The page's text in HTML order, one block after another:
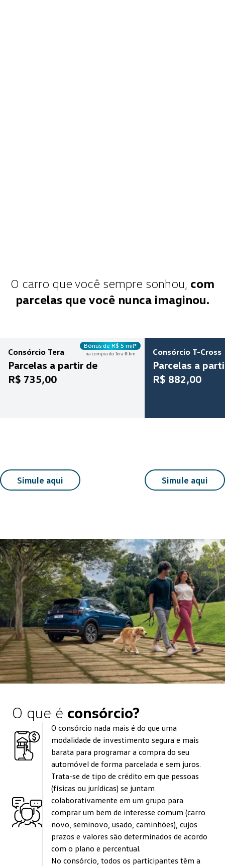
O carro que você sempre sonhou, com
parcelas que você nunca imaginou.
Consórcio Tera
Bônus de R$ 5 mil*
na compra do Tera 0km
Parcelas a partir de
R$ 735,00
Simule aqui
Consórcio T-Cross
Parcelas a
R$ 882,00
Simule aqui
O que é consórcio?
O consórcio nada mais é do que uma
modalidade de investimento segura e mais
barata para programar a compra do seu
automóvel de forma parcelada e sem juros.
Trata-se de tipo de crédito em que pessoas
(físicas ou jurídicas) se juntam
colaborativamente em um grupo para
comprar um bem de interesse comum (carro
novo, seminovo, usado, caminhões), cujos
prazos e valores são determinados de acordo
com o plano e percentual.
No consórcio, todos os participantes têm a